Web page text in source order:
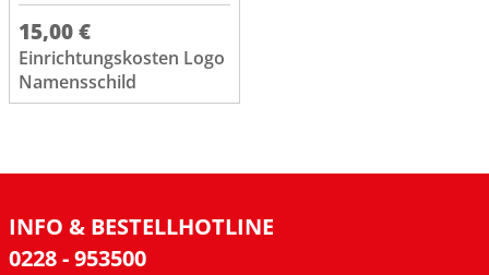
15,00 €
Einrichtungskosten Logo
Namensschild
INFO & BESTELLHOTLINE
0228 - 953500